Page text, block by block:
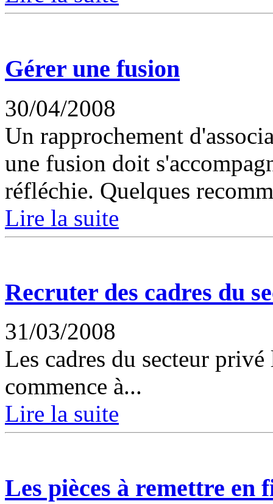
Gérer une fusion
30/04/2008
Un rapprochement
une fusion doit
réfléchie. Quelques
Lire la suite
Recruter des cadres du
31/03/2008
Les cadres du secteur
commence à...
Lire la suite
Les pièces à remettre en